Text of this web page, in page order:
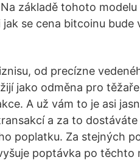
základě tohoto modelu
se cena bitcoinu bude
od precízne
jako odměna pro
A už vám to je asi
a za to dostáváte
poplatku. Za stejných
poptávka po těchto